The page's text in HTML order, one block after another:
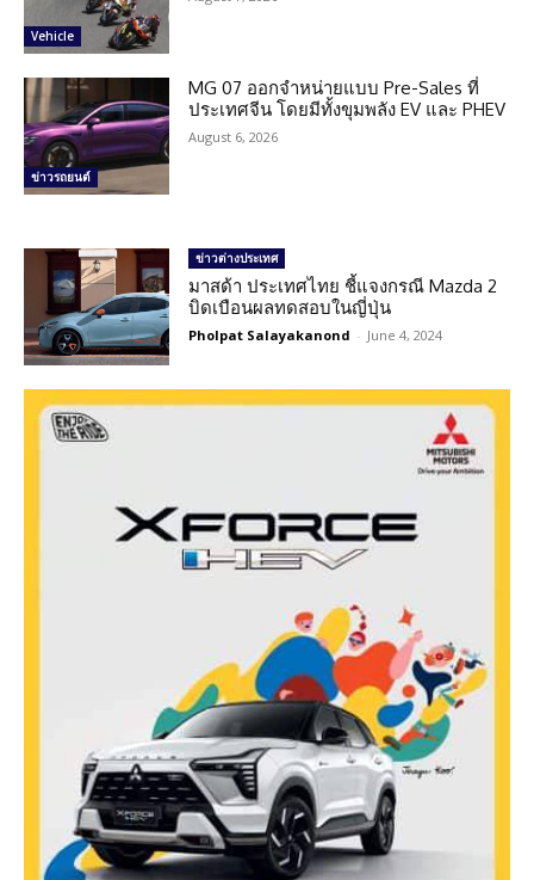
Vehicle
ข่าวรถยนต์
MG 07 ออกจำหน่ายแบบ Pre-Sales ที่
ประเทศจีน โดยมีทั้งขุมพลัง EV และ PHEV
August 6, 2026
ข่าวต่างประเทศ
มาสด้า ประเทศไทย ชี้แจงกรณี Mazda 2
บิดเบือนผลทดสอบในญี่ปุ่น
Pholpat Salayakanond - June 4, 2024